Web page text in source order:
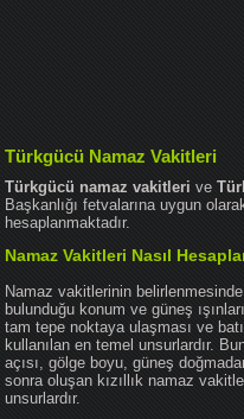
Türkgücü Namaz Vakitleri
Türkgücü namaz vakitleri ve
Başkanlığı fetvalarına uygun
hesaplanmaktadır.
Namaz Vakitleri Nasıl
Namaz vakitlerinin
bulunduğu konum ve güneş
tam tepe noktaya ulaşması ve
kullanılan en temel unsurlardır.
açısı, gölge boyu, güneş
sonra oluşan kızıllık namaz
unsurlardır.